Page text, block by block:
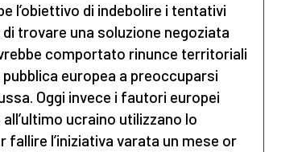
l’obiettivo di indebolire i tentativi
trovare una soluzione negoziata
comportato rinunce territoriali
pubblica europea a preoccuparsi
Oggi invece i fautori europei
ucraino utilizzano lo
l’iniziativa varata un mese or